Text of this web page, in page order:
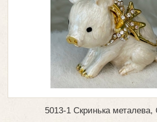
5013-1 Скринька металева,